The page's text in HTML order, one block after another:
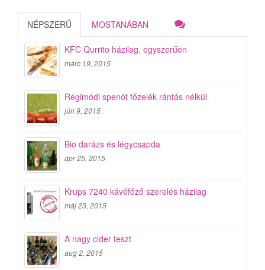
NÉPSZERŰ MOSTANÁBAN
KFC Qurrito házilag, egyszerűen
márc 19, 2015
Régimódi spenót főzelék rántás nélkül
jún 9, 2015
Bio darázs és légycsapda
ápr 25, 2015
Krups 7240 kávéfőző szerelés házilag
máj 23, 2015
A nagy cider teszt
aug 2, 2015